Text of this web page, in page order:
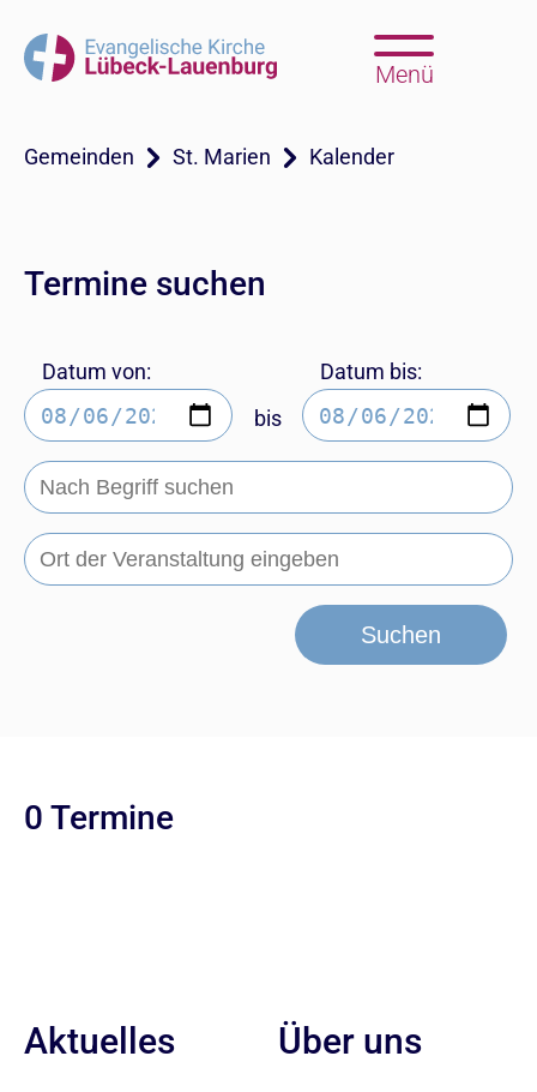
Menü
Gemeinden St. Marien Kalender
Termine suchen
Datum von:
bis
Datum bis:
Suchen
0 Termine
Aktuelles Über uns